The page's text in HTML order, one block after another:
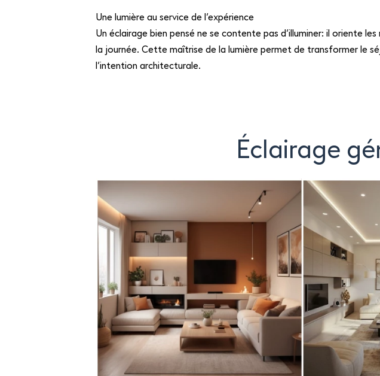
Une lumière au service de l’expérience
Un éclairage bien pensé ne se contente pas d’illuminer: il oriente
la journée. Cette maîtrise de la lumière permet de transformer le
l’intention architecturale.
Éclairage